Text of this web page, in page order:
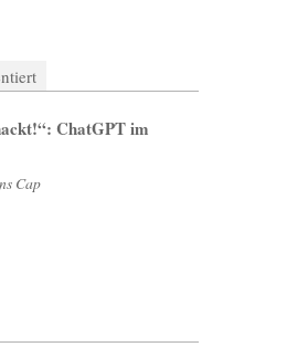
ChatGPT im
Cap